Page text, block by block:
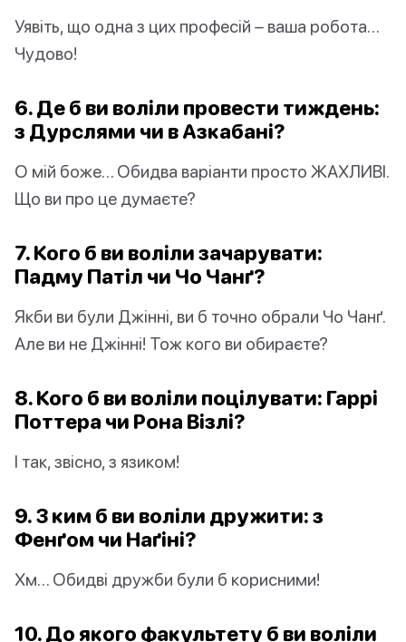
Уявіть, що одна з цих професій – ваша робота…
Чудово!
6. Де б ви воліли провести тиждень:
з Дурслями чи в Азкабані?
О мій боже… Обидва варіанти просто ЖАХЛИВІ.
Що ви про це думаєте?
7. Кого б ви воліли зачарувати:
Падму Патіл чи Чо Чанґ?
Якби ви були Джінні, ви б точно обрали Чо Чанґ.
Але ви не Джінні! Тож кого ви обираєте?
8. Кого б ви воліли поцілувати: Гаррі
Поттера чи Рона Візлі?
І так, звісно, з язиком!
9. З ким б ви воліли дружити: з
Фенґом чи Наґіні?
Хм… Обидві дружби були б корисними!
10. До якого факультету б ви воліли